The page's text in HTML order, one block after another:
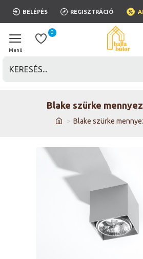
BELÉPÉS REGISZTRÁCIÓ
0
Blake szürke
Blake szürke